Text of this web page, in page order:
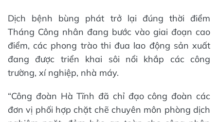
Dịch bệnh bùng phát trở lại đúng thời điểm
Tháng Công nhân đang bước vào giai đoạn cao
điểm, các phong trào thi đua lao động sản xuất
đang được triển khai sôi nổi khắp các công
trường, xí nghiệp, nhà máy.
“Công đoàn Hà Tĩnh đã chỉ đạo công đoàn các
đơn vị phối hợp chặt chẽ chuyên môn phòng dịch